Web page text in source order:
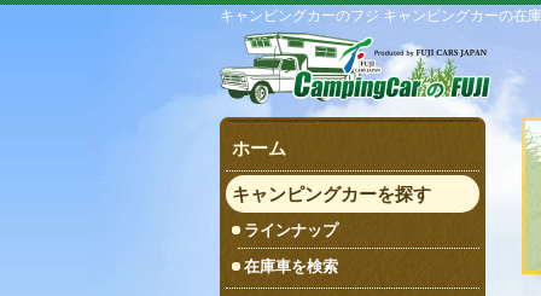
キャンピングカーのフジ キャンピングカーの在
ホーム
キャンピングカーを探す
ラインナップ
在庫車を検索